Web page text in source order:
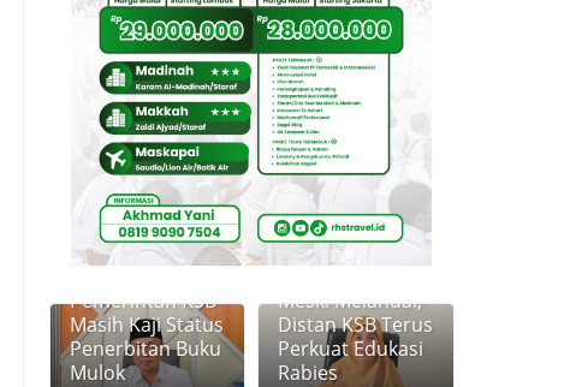
Pemerintah KSB
Masih Kaji Status
Penerbitan Buku
Mulok
Meski Melandai,
Distan KSB Terus
Perkuat Edukasi
Rabies